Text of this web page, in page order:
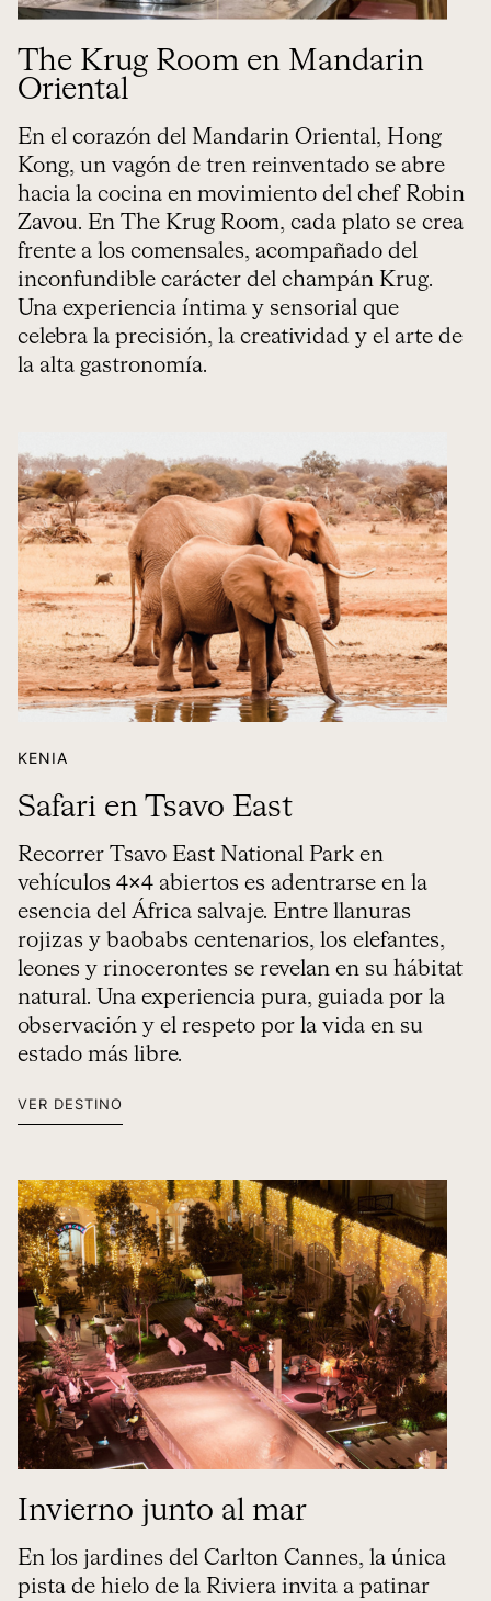
The Krug Room en Mandarin
Oriental
En el corazón del Mandarin Oriental, Hong
Kong, un vagón de tren reinventado se abre
hacia la cocina en movimiento del chef Robin
Zavou. En The Krug Room, cada plato se crea
frente a los comensales, acompañado del
inconfundible carácter del champán Krug.
Una experiencia íntima y sensorial que
celebra la precisión, la creatividad y el arte de
la alta gastronomía.
KENIA
Safari en Tsavo East
Recorrer Tsavo East National Park en
vehículos 4×4 abiertos es adentrarse en la
esencia del África salvaje. Entre llanuras
rojizas y baobabs centenarios, los elefantes,
leones y rinocerontes se revelan en su hábitat
natural. Una experiencia pura, guiada por la
observación y el respeto por la vida en su
estado más libre.
VER DESTINO
Invierno junto al mar
En los jardines del Carlton Cannes, la única
pista de hielo de la Riviera invita a patinar